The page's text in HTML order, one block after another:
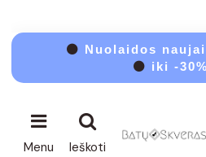
⚫ Nuolaidos
⚫ iki -
Menu Ieškoti